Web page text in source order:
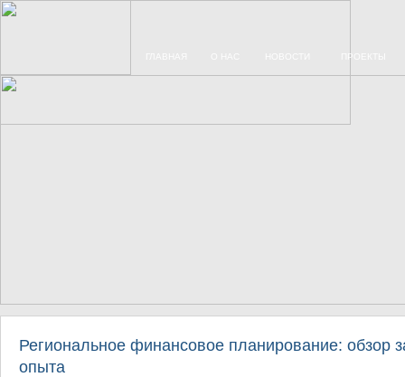
ПРОЕКТЫ
Региональное финансовое планирование: обзор
опыта